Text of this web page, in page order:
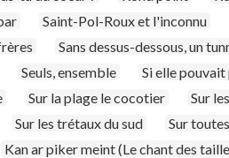
Saint-Pol-Roux et l'inconnu
Sans dessus-dessous, un
Seuls, ensemble
Si elle
Sur la plage le cocotier
Sur
Sur les trétaux du sud
Sur
Kan ar piker meint (Le chant des